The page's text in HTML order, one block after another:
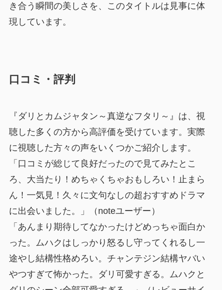
き合う瞬間の美しさを、このタイトルは見事に体
現しています。
口コミ・評判
『ダリとカムジャタン～真逆なフタリ～』は、視
聴した多くの方から高評価を受けています。実際
に視聴した方々の声をいくつかご紹介します。
「口コミが総じて良好だったので見てみたとこ
ろ、大当たり！めちゃくちゃおもしろい！止まら
ん！一気見！久々に文句なしの超おすすめドラマ
に出会いました。」（noteユーザー）
「あんまり期待してなかったけどめっちゃ面白か
った。ムハクはしっかり怒るし守ってくれるし一
途やし結構性格めろい。チャンテジン結構ヤバい
やつすぎて怖かった。ダリ可愛すぎる。ムハクと